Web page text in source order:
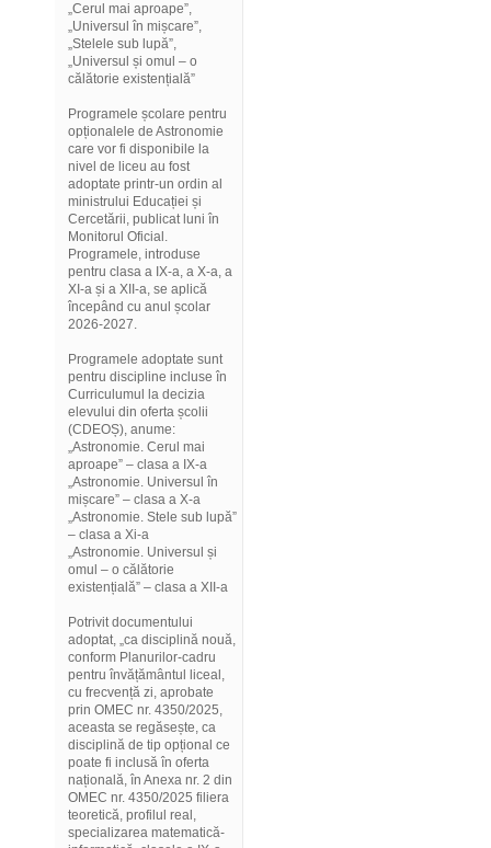
„Cerul mai aproape”,
„Universul în mișcare”,
„Stelele sub lupă”,
„Universul și omul – o
călătorie existențială”
Programele școlare pentru
opționalele de Astronomie
care vor fi disponibile la
nivel de liceu au fost
adoptate printr-un ordin al
ministrului Educației și
Cercetării, publicat luni în
Monitorul Oficial.
Programele, introduse
pentru clasa a IX-a, a X-a, a
XI-a și a XII-a, se aplică
începând cu anul școlar
2026-2027.
Programele adoptate sunt
pentru discipline incluse în
Curriculumul la decizia
elevului din oferta școlii
(CDEOȘ), anume:
„Astronomie. Cerul mai
aproape” – clasa a IX-a
„Astronomie. Universul în
mișcare” – clasa a X-a
„Astronomie. Stele sub lupă”
– clasa a Xi-a
„Astronomie. Universul și
omul – o călătorie
existențială” – clasa a XII-a
Potrivit documentului
adoptat, „ca disciplină nouă,
conform Planurilor-cadru
pentru învățământul liceal,
cu frecvență zi, aprobate
prin OMEC nr. 4350/2025,
aceasta se regăsește, ca
disciplină de tip opțional ce
poate fi inclusă în oferta
națională, în Anexa nr. 2 din
OMEC nr. 4350/2025 filiera
teoretică, profilul real,
specializarea matematică-